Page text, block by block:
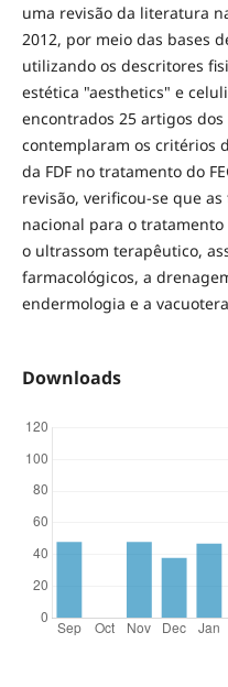
uma revisão da literatura
2012, por meio das bases
utilizando os descritores
estética "aesthetics" e
encontrados 25 artigos
contemplaram os critérios
da FDF no tratamento do
revisão, verificou-se que
nacional para o tratamento
o ultrassom terapêutico,
farmacológicos, a
endermologia e a
Downloads